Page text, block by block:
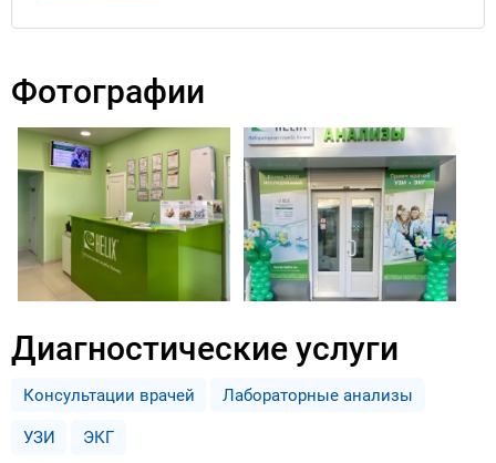
Фотографии
Диагностические услуги
Консультации врачей Лабораторные анализы
УЗИ ЭКГ